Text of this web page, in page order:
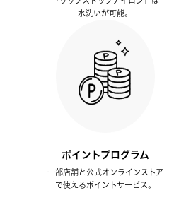
水洗いが可能。
ポイントプログラム
一部店舗と公式オンラインストア
で使えるポイントサービス。